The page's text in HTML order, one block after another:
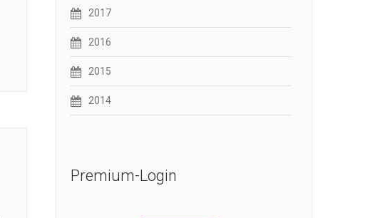
2017
2016
2015
2014
Premium-Login